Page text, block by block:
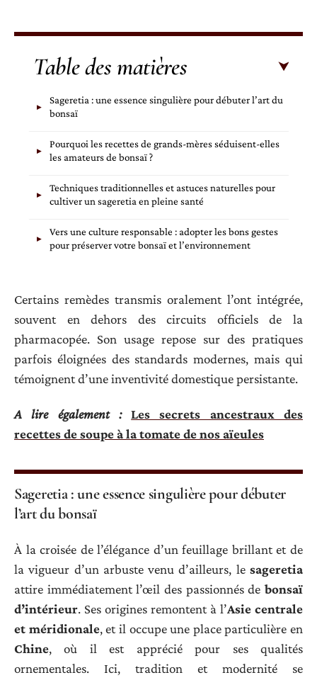
Table des matières
Sageretia : une essence singulière pour débuter l’art du
bonsaï
Pourquoi les recettes de grands-mères séduisent-elles
les amateurs de bonsaï ?
Techniques traditionnelles et astuces naturelles pour
cultiver un sageretia en pleine santé
Vers une culture responsable : adopter les bons gestes
pour préserver votre bonsaï et l’environnement
Certains remèdes transmis oralement l’ont intégrée,
souvent en dehors des circuits officiels de la
pharmacopée. Son usage repose sur des pratiques
parfois éloignées des standards modernes, mais qui
témoignent d’une inventivité domestique persistante.
A lire également :
Les secrets ancestraux des
recettes de soupe à la tomate de nos aïeules
Sageretia : une essence singulière pour débuter
l’art du bonsaï
À la croisée de l’élégance d’un feuillage brillant et de
la vigueur d’un arbuste venu d’ailleurs, le sageretia
attire immédiatement l’œil des passionnés de bonsaï
d’intérieur. Ses origines remontent à l’Asie centrale
et méridionale, et il occupe une place particulière en
Chine, où il est apprécié pour ses qualités
ornementales. Ici, tradition et modernité se